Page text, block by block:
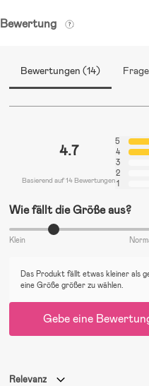
Bewertung
Bewertungen (14)
4.7
Basierend auf 14 Bewertungen
5
4
3
2
1
Wie fällt die Größe aus?
Klein
Das Produkt fällt etwas kleiner als
eine Größe größer zu wählen.
Gebe eine
Relevanz